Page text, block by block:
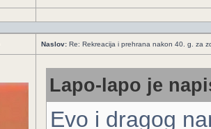
Naslov: Re: Rekreacija i prehrana nakon 40. g. za
Lapo-lapo je
Evo i dragog